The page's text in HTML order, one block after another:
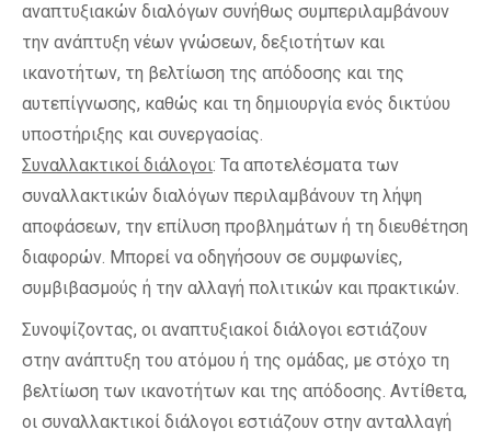
αναπτυξιακών διαλόγων συνήθως συμπεριλαμβάνουν
την ανάπτυξη νέων γνώσεων, δεξιοτήτων και
ικανοτήτων, τη βελτίωση της απόδοσης και της
αυτεπίγνωσης, καθώς και τη δημιουργία ενός δικτύου
υποστήριξης και συνεργασίας.
Συναλλακτικοί διάλογοι: Τα αποτελέσματα των
συναλλακτικών διαλόγων περιλαμβάνουν τη λήψη
αποφάσεων, την επίλυση προβλημάτων ή τη διευθέτηση
διαφορών. Μπορεί να οδηγήσουν σε συμφωνίες,
συμβιβασμούς ή την αλλαγή πολιτικών και πρακτικών.
Συνοψίζοντας, οι αναπτυξιακοί διάλογοι εστιάζουν
στην ανάπτυξη του ατόμου ή της ομάδας, με στόχο τη
βελτίωση των ικανοτήτων και της απόδοσης. Αντίθετα,
οι συναλλακτικοί διάλογοι εστιάζουν στην ανταλλαγή